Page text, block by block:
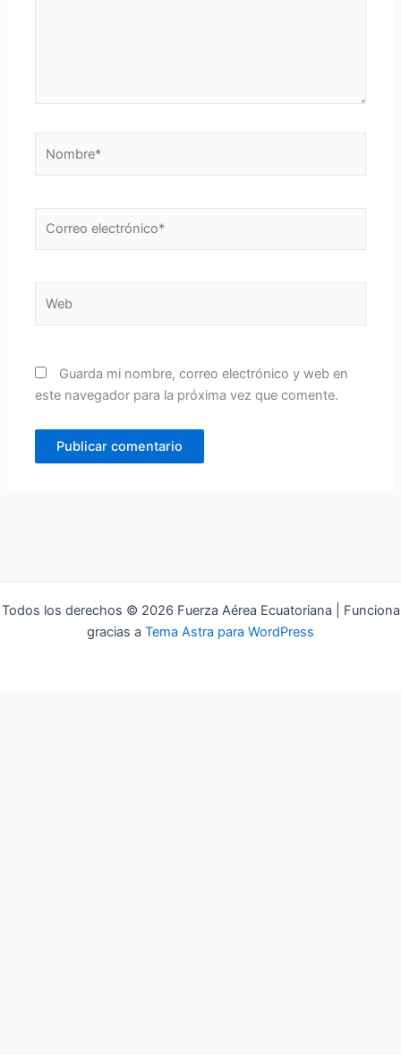
Guarda mi nombre, correo electrónico y web en
este navegador para la próxima vez que comente.
Todos los derechos © 2026 Fuerza Aérea Ecuatoriana | Funciona
gracias a Tema Astra para WordPress